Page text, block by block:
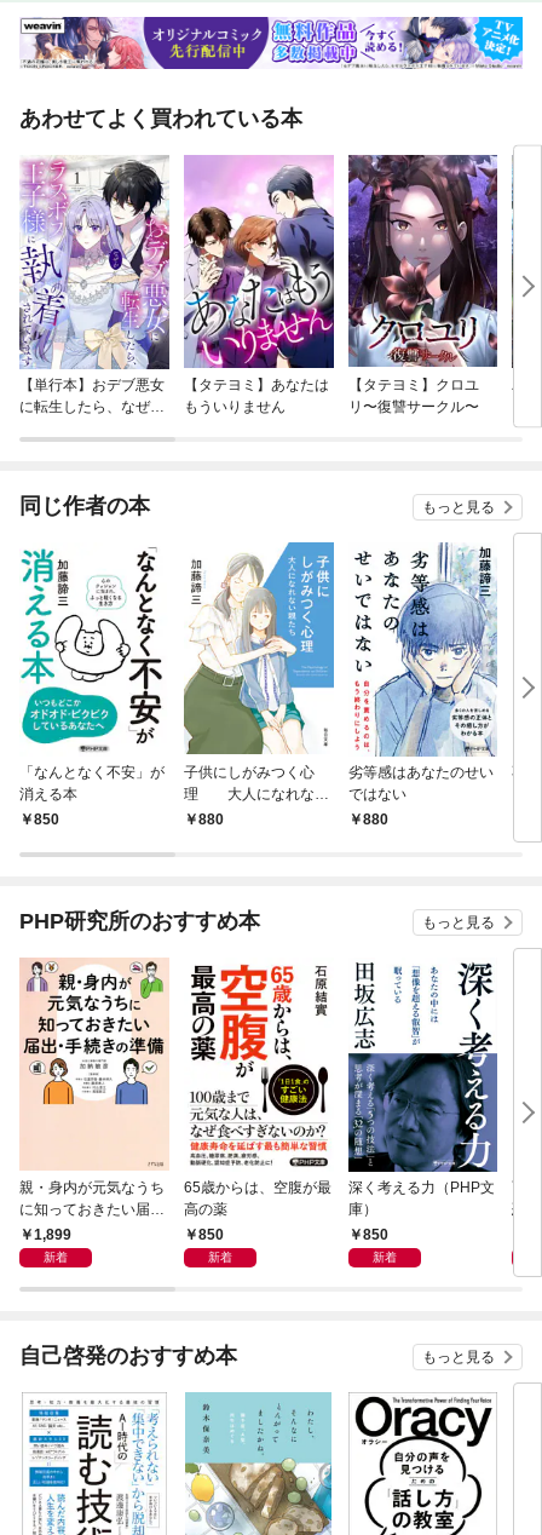
あわせてよく買われている本
【単行本】おデブ悪女
に転生したら、なぜか
【タテヨミ】あなたは
もういりません
【タテヨミ】クロユ
リ〜復讐サークル〜
バ
今
同じ作者の本 もっと見る
「なんとなく不安」が
消える本
850
子供にしがみつく心
理 大人になれない
親たち【毎日文庫】
880
劣等感はあなたのせい
ではない
880
不
PHP研究所のおすすめ本 もっと見る
親・身内が元気なうち
に知っておきたい届
出・手続きの準備（き
ずな出版）
1,899
新着
65歳からは、空腹が最
高の薬
850
新着
深く考える力（PHP文
庫）
850
新着
面
恐
自己啓発のおすすめ本 もっと見る